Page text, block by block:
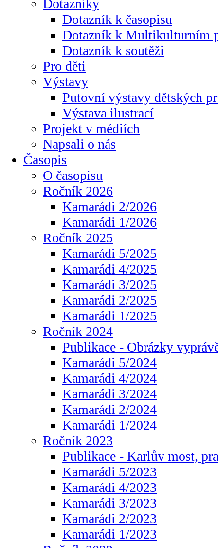
Dotazníky
Dotazník k časopisu
Dotazník k Multikulturním
Dotazník k soutěži
Pro děti
Výstavy
Putovní výstavy dětských
Výstava ilustrací
Projekt v médiích
Napsali o nás
Časopis
O časopisu
Ročník 2026
Kamarádi 2/2026
Kamarádi 1/2026
Ročník 2025
Kamarádi 5/2025
Kamarádi 4/2025
Kamarádi 3/2025
Kamarádi 2/2025
Kamarádi 1/2025
Ročník 2024
Publikace - Obrázky
Kamarádi 5/2024
Kamarádi 4/2024
Kamarádi 3/2024
Kamarádi 2/2024
Kamarádi 1/2024
Ročník 2023
Publikace - Karlův most,
Kamarádi 5/2023
Kamarádi 4/2023
Kamarádi 3/2023
Kamarádi 2/2023
Kamarádi 1/2023